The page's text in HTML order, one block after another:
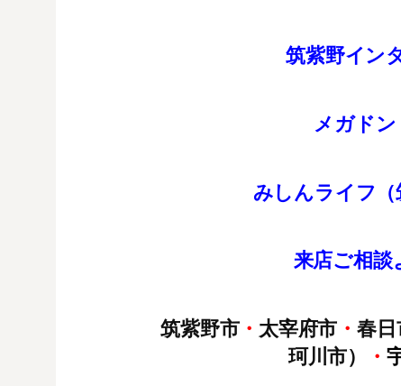
筑紫野イン
メガド
みしんライフ
来店ご相談
筑紫野市・ 太宰府市 ・ 春日
珂川市）
・